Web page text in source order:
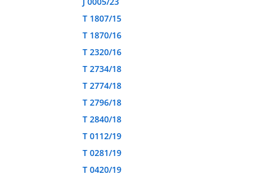
T 1807/15
T 1870/16
T 2320/16
T 2734/18
T 2774/18
T 2796/18
T 2840/18
T 0112/19
T 0281/19
T 0420/19